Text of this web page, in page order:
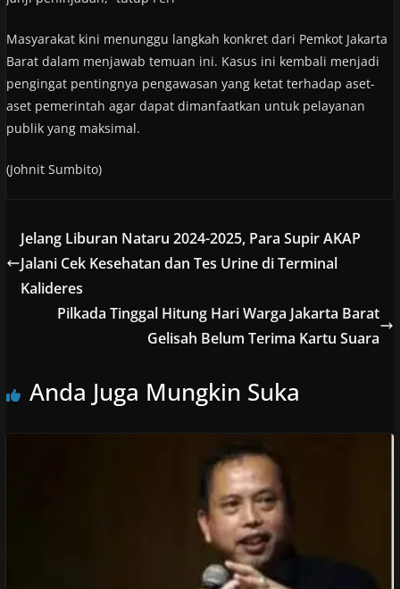
Masyarakat kini menunggu langkah konkret dari Pemkot Jakarta
Barat dalam menjawab temuan ini. Kasus ini kembali menjadi
pengingat pentingnya pengawasan yang ketat terhadap aset-
aset pemerintah agar dapat dimanfaatkan untuk pelayanan
publik yang maksimal.
(Johnit Sumbito)
Jelang Liburan Nataru 2024-2025, Para Supir AKAP
Jalani Cek Kesehatan dan Tes Urine di Terminal
Kalideres
Pilkada Tinggal Hitung Hari Warga Jakarta Barat
Gelisah Belum Terima Kartu Suara
Anda Juga Mungkin Suka